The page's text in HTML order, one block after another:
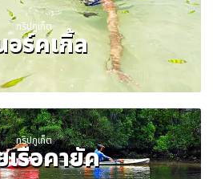
ทริปภูเก็ต
ร์คเกิ้ล
ทริปภูเก็ต
รือคายัค